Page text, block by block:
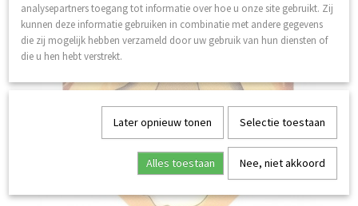
analysepartners toegang tot informatie over hoe u onze site gebruikt. Zij
kunnen deze informatie gebruiken in combinatie met andere gegevens
die zij mogelijk hebben verzameld door uw gebruik van hun diensten of
die u hen hebt verstrekt.
Later opnieuw tonen Selectie toestaan
Alles toestaan Nee, niet akkoord